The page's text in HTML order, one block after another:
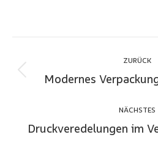
ZURÜCK
Modernes
NÄCHSTES
Druckveredelungen im